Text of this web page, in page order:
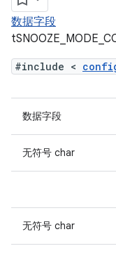
数据字段
#include <
数据字段
无符号 char
无符号 char